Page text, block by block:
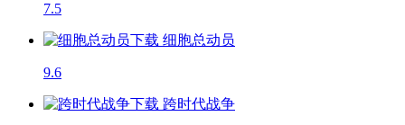
7.5
细胞总动员
9.6
跨时代战争